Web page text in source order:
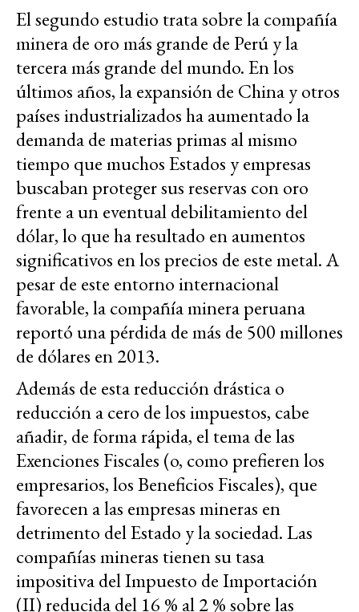
El segundo estudio trata sobre la compañía
minera de oro más grande de Perú y la
tercera más grande del mundo. En los
últimos años, la expansión de China y otros
países industrializados ha aumentado la
demanda de materias primas al mismo
tiempo que muchos Estados y empresas
buscaban proteger sus reservas con oro
frente a un eventual debilitamiento del
dólar, lo que ha resultado en aumentos
significativos en los precios de este metal. A
pesar de este entorno internacional
favorable, la compañía minera peruana
reportó una pérdida de más de 500 millones
de dólares en 2013.
Además de esta reducción drástica o
reducción a cero de los impuestos, cabe
añadir, de forma rápida, el tema de las
Exenciones Fiscales (o, como prefieren los
empresarios, los Beneficios Fiscales), que
favorecen a las empresas mineras en
detrimento del Estado y la sociedad. Las
compañías mineras tienen su tasa
impositiva del Impuesto de Importación
(II) reducida del 16 % al 2 % sobre las